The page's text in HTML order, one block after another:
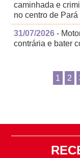
caminhada e
no centro de
31/07/2026 -
contrária e bater
1 2